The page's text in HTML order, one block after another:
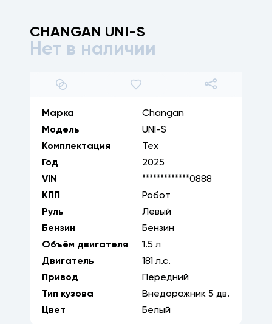
CHANGAN UNI-S
Нет в наличии
1/ 25
Марка
Changan
Модель
UNI-S
Комплектация
Тех
Год
2025
VIN
*************0888
КПП
Робот
Руль
Левый
Бензин
Бензин
Объём двигателя
1.5 л
Двигатель
181 л.с.
Привод
Передний
Тип кузова
Внедорожник 5 дв.
Цвет
Белый